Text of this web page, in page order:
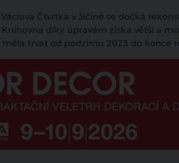
Čtvrtka v Jičíně se dočká
Knihovna díky úpravám získá větší a
měla trvat od podzimu 2023 do konce